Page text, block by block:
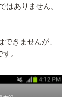
はありません。
きませんが、
。